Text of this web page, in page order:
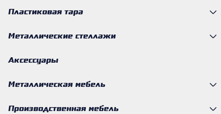
Пластиковая тара
Металлические стеллажи
Аксессуары
Металлическая мебель
Производственная мебель